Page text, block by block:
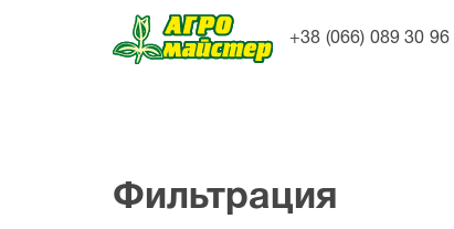
+38 (066) 089 30 96
Фильтрация